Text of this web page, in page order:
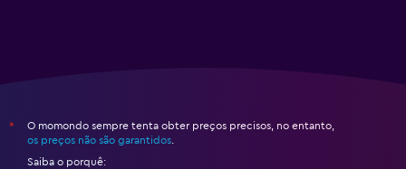
*
O momondo sempre tenta obter preços precisos, no entanto,
os preços não são garantidos
Saiba o porquê: